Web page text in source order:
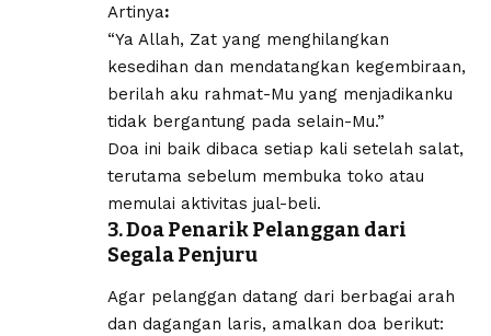
Artinya:
“Ya Allah, Zat yang menghilangkan
kesedihan dan mendatangkan kegembiraan,
berilah aku rahmat-Mu yang menjadikanku
tidak bergantung pada selain-Mu.”
Doa ini baik dibaca setiap kali setelah salat,
terutama sebelum membuka toko atau
memulai aktivitas jual-beli.
3. Doa Penarik Pelanggan dari
Segala Penjuru
Agar pelanggan datang dari berbagai arah
dan dagangan laris, amalkan doa berikut: